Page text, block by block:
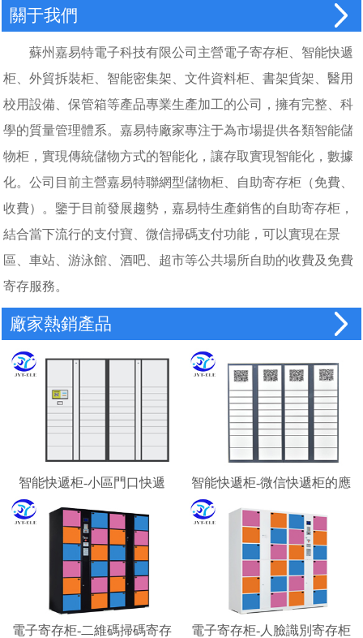
關于我們
蘇州嘉易特電子科技有限公司主營電子寄存柜、智能快遞
柜、外貿拆裝柜、智能密集架、文件資料柜、書架貨架、醫用
校用設備、保管箱等產品專業生產加工的公司，擁有完整、科
學的質量管理體系。嘉易特廠家專注于為市場提供各類智能儲
物柜，實現傳統儲物方式的智能化，讓存取實現智能化，數據
化。公司目前主營嘉易特聯網型儲物柜、自助寄存柜（免費、
收費）。鑒于目前發展趨勢，嘉易特生產銷售的自助寄存柜，
結合當下流行的支付寶、微信掃碼支付功能，可以實現在景
區、車站、游泳館、酒吧、超市等公共場所自助的收費及免費
寄存服務。
廠家熱銷產品
智能快遞柜-小區門口快遞
柜-校園快遞柜
智能快遞柜-微信快遞柜的應
用場景
電子寄存柜-二維碼掃碼寄存
電子寄存柜-人臉識別寄存柜